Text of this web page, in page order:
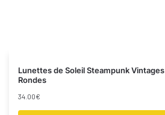
Lunettes de Soleil Steampunk Vintages
Rondes
34.00€